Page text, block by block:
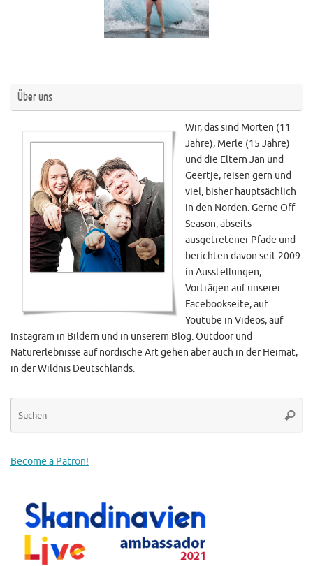
Über uns
Wir, das sind Morten (11
Jahre), Merle (15 Jahre)
und die Eltern Jan und
Geertje, reisen gern und
viel, bisher hauptsächlich
in den Norden. Gerne Off
Season, abseits
ausgetretener Pfade und
berichten davon seit 2009
in Ausstellungen,
Vorträgen auf unserer
Facebookseite, auf
Youtube in Videos, auf
Instagram in Bildern und in unserem Blog. Outdoor und
Naturerlebnisse auf nordische Art gehen aber auch in der Heimat,
in der Wildnis Deutschlands.
Become a Patron!